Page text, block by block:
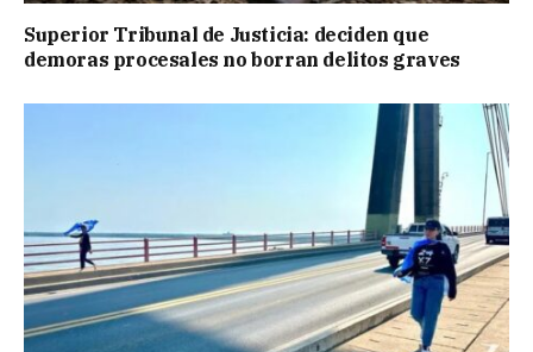
Superior Tribunal de Justicia: deciden que
demoras procesales no borran delitos graves